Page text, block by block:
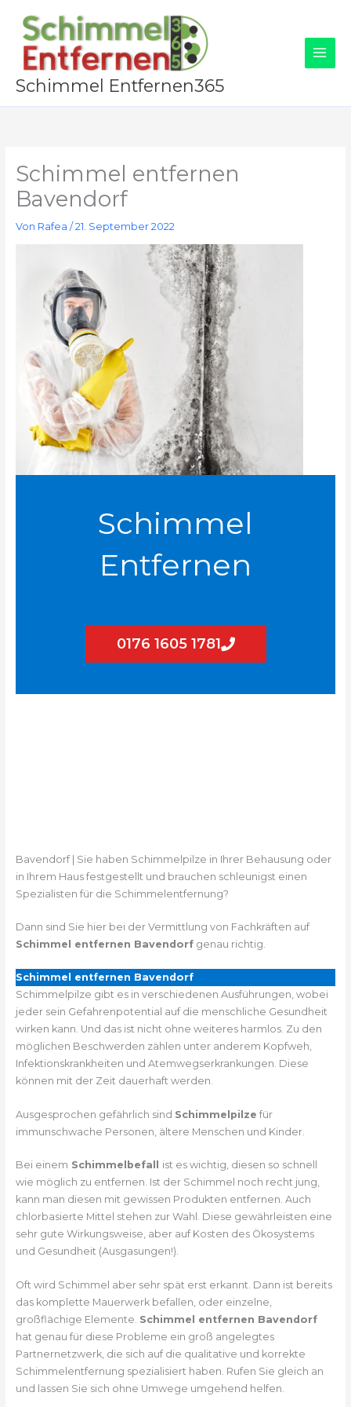
Inhalt
springen
Schimmel Entfernen365
Schimmel entfernen
Bavendorf
Von Rafea /21. September 2022
Schimmel
Entfernen
0176 1605 1781
Bavendorf | Sie haben Schimmelpilze in Ihrer Behausung oder
in Ihrem Haus festgestellt und brauchen schleunigst einen
Spezialisten für die Schimmelentfernung?
Dann sind Sie hier bei der Vermittlung von Fachkräften auf
Schimmel entfernen Bavendorfgenau richtig.
Schimmel entfernen Bavendorf
Schimmelpilze gibt es in verschiedenen Ausführungen, wobei
jeder sein Gefahrenpotential auf die menschliche Gesundheit
wirken kann. Und das ist nicht ohne weiteres harmlos. Zu den
möglichen Beschwerden zählen unter anderem Kopfweh,
Infektionskrankheiten und Atemwegserkrankungen. Diese
können mit der Zeit dauerhaft werden.
Ausgesprochen gefährlich sind Schimmelpilze für
immunschwache Personen, ältere Menschen und Kinder.
Bei einem Schimmelbefall ist es wichtig, diesen so schnell
wie möglich zu entfernen. Ist der Schimmel noch recht jung,
kann man diesen mit gewissen Produkten entfernen. Auch
chlorbasierte Mittel stehen zur Wahl. Diese gewährleisten eine
sehr gute Wirkungsweise, aber auf Kosten des Ökosystems
und Gesundheit (Ausgasungen!).
Oft wird Schimmel aber sehr spät erst erkannt. Dann ist bereits
das komplette Mauerwerk befallen, oder einzelne,
großflächige Elemente. Schimmel entfernen Bavendorf
hat genau für diese Probleme ein groß angelegtes
Partnernetzwerk, die sich auf die qualitative und korrekte
Schimmelentfernung spezialisiert haben. Rufen Sie gleich an
und lassen Sie sich ohne Umwege umgehend helfen.